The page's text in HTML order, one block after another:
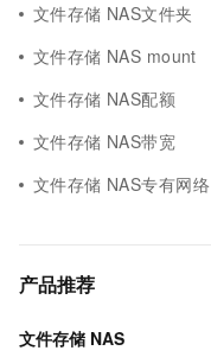
文件存储 NAS文件夹
文件存储 NAS mount
文件存储 NAS配额
文件存储 NAS带宽
文件存储 NAS专有网络
产品推荐
文件存储 NAS